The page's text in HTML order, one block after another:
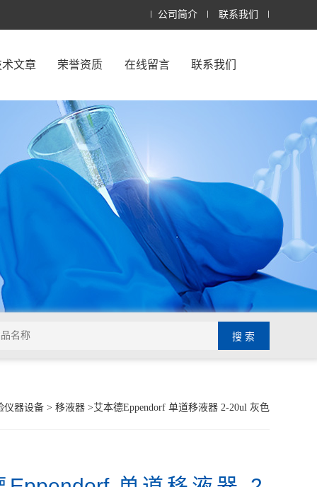
公司简介 联系我们
术文章 荣誉资质 在线留言 联系我们
仪器设备> 移液器>艾本德Eppendorf 单道移液器 2-20ul 灰色